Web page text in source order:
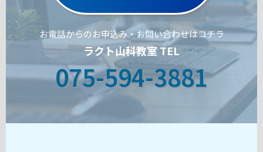
お電話からのお申込み・お問い合わせはコチラ
ラクト山科教室 TEL
075-594-3881